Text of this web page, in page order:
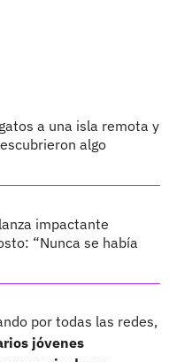
a una isla remota y
algo
impactante
“Nunca se había
por todas las redes,
jóvenes